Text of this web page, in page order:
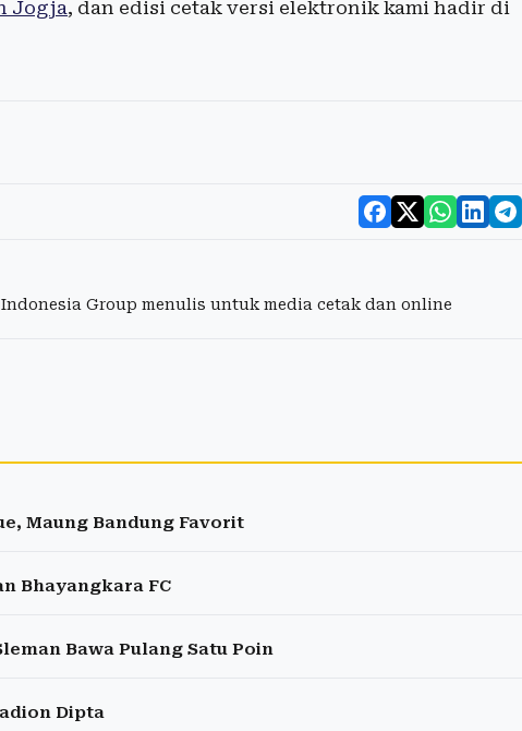
Jogja, dan edisi cetak versi elektronik kami hadir di
Group menulis untuk media cetak dan online
Maung Bandung Favorit
Bhayangkara FC
Bawa Pulang Satu Poin
Dipta